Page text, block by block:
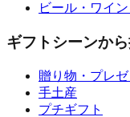
ビール・ワイ
ギフトシーンか
贈り物・プレゼ
手土産
プチギフト